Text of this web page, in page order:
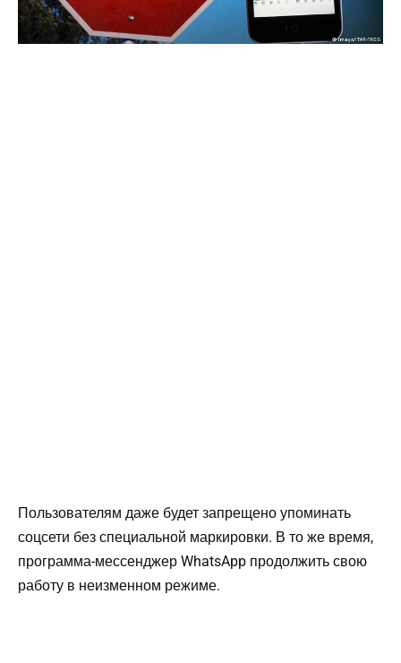
Пользователям даже будет запрещено упоминать
соцсети без специальной маркировки. В то же время,
программа-мессенджер WhatsApp продолжить свою
работу в неизменном режиме.